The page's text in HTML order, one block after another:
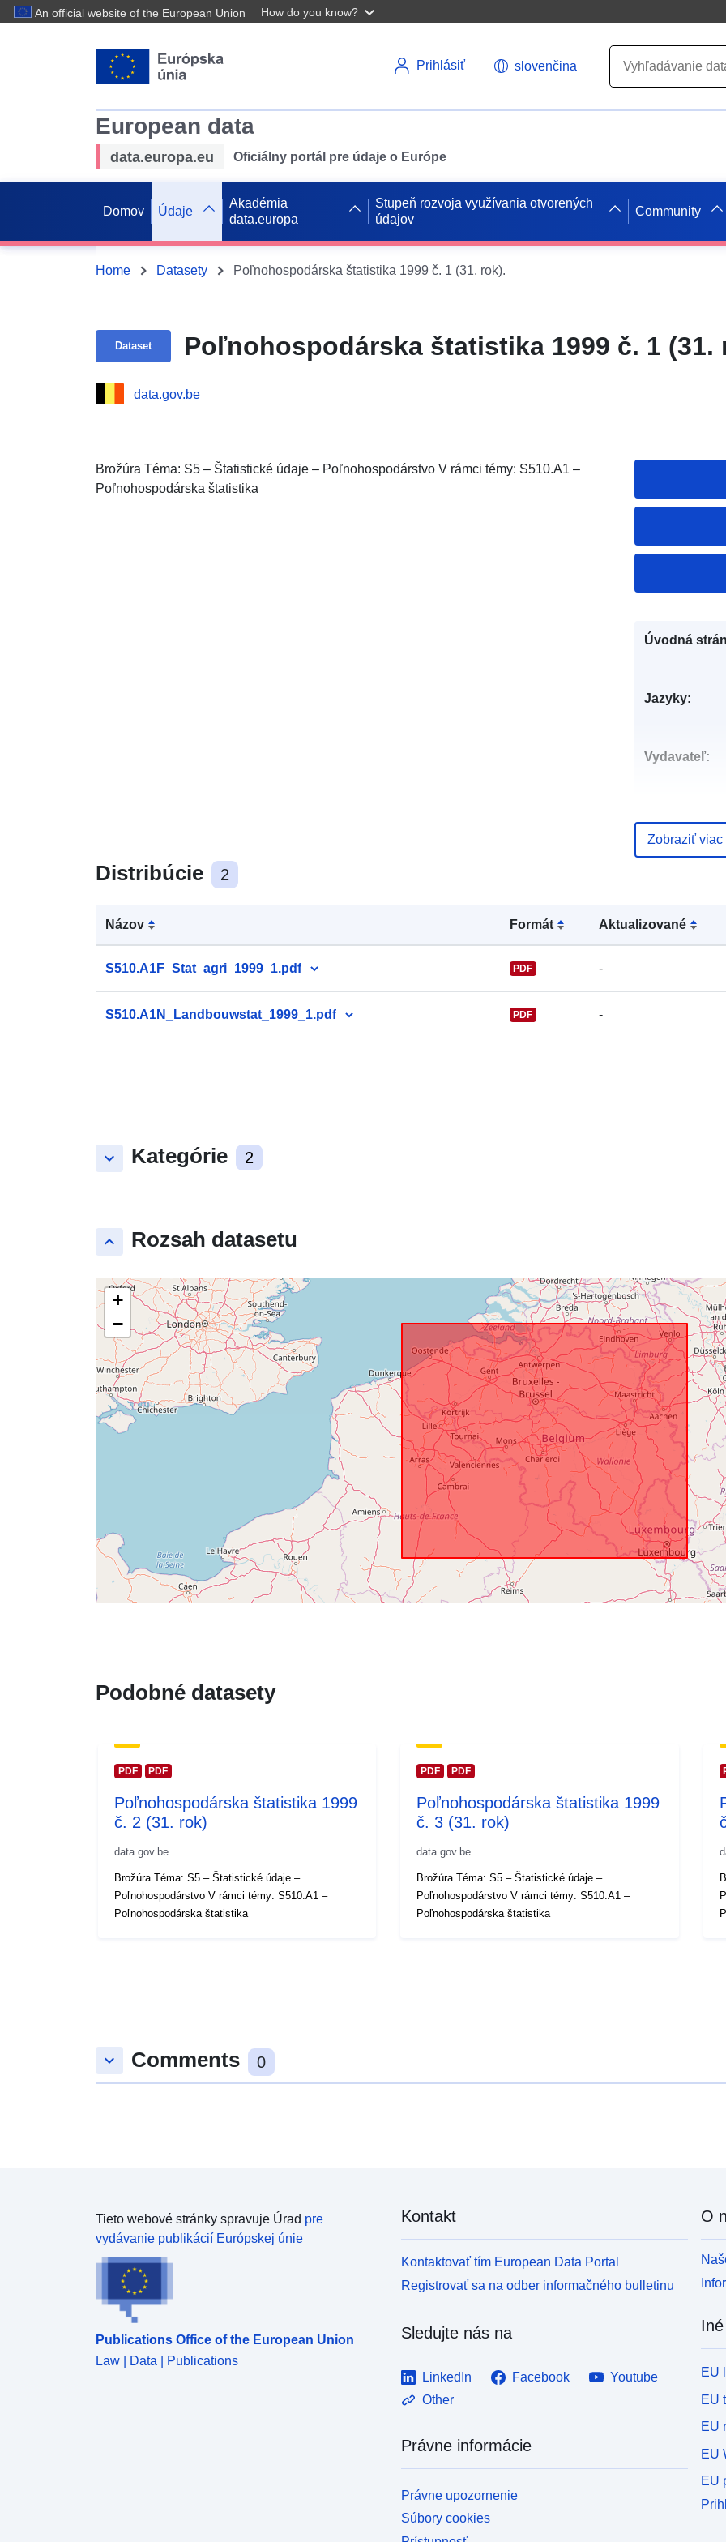
An official website of the European Union How do you know?
Prihlásiť slovenčina
European data
data.europa.eu Oficiálny portál pre údaje o Európe
Domov Údaje
Akadémia
data.europa
Stupeň rozvoja využívania otvorených
údajov
Community
Home Datasety Poľnohospodárska štatistika 1999 č. 1 (31. rok).
Dataset Poľnohospodárska štatistika 1999 č. 1 (31.
data.gov.be
Brožúra Téma: S5 – Štatistické údaje – Poľnohospodárstvo V rámci témy: S510.A1 –
Poľnohospodárska štatistika
Distribúcie 2
Názov Formát Aktualizované
S510.A1F_Stat_agri_1999_1.pdf PDF -
S510.A1N_Landbouwstat_1999_1.pdf PDF -
keyboard_arrow_down Kategórie 2
keyboard_arrow_up Rozsah datasetu
+
−
Úvodná
Jazyky:
Vydavateľ:
miesta:
uriRef:
Prístupové
Časové
Zobraziť viac
Podobné datasety
PDF PDF
Poľnohospodárska štatistika 1999
č. 2 (31. rok)
data.gov.be
Brožúra Téma: S5 – Štatistické údaje –
Poľnohospodárstvo V rámci témy: S510.A1 –
Poľnohospodárska štatistika
PDF PDF
Poľnohospodárska štatistika 1999
č. 3 (31. rok)
data.gov.be
Brožúra Téma: S5 – Štatistické údaje –
Poľnohospodárstvo V rámci témy: S510.A1 –
Poľnohospodárska štatistika
keyboard_arrow_down Comments 0
Tieto webové stránky spravuje Úrad pre
vydávanie publikácií Európskej únie
Publications Office of the European Union
Law | Data | Publications
Kontakt
Kontaktovať tím European Data Portal
Registrovať sa na odber informačného bulletinu
Sledujte nás na
LinkedIn Facebook
Youtube
Other
Právne informácie
Právne upozornenie
Súbory cookies
O
EU
EU
EU
EU
EU